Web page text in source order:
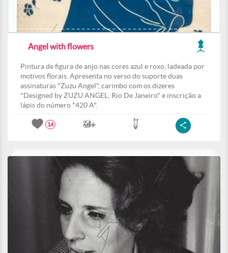
Angel with flowers
Pintura de figura de anjo nas cores azul e roxo, ladeada por
motivos florais. Apresenta no verso do suporte duas
assinaturas "Zuzu Angel", carimbo com os dizeres
"Designed by ZUZU ANGEL; Rio De Janeiro" e inscrição a
lápis do número "420 A".
14